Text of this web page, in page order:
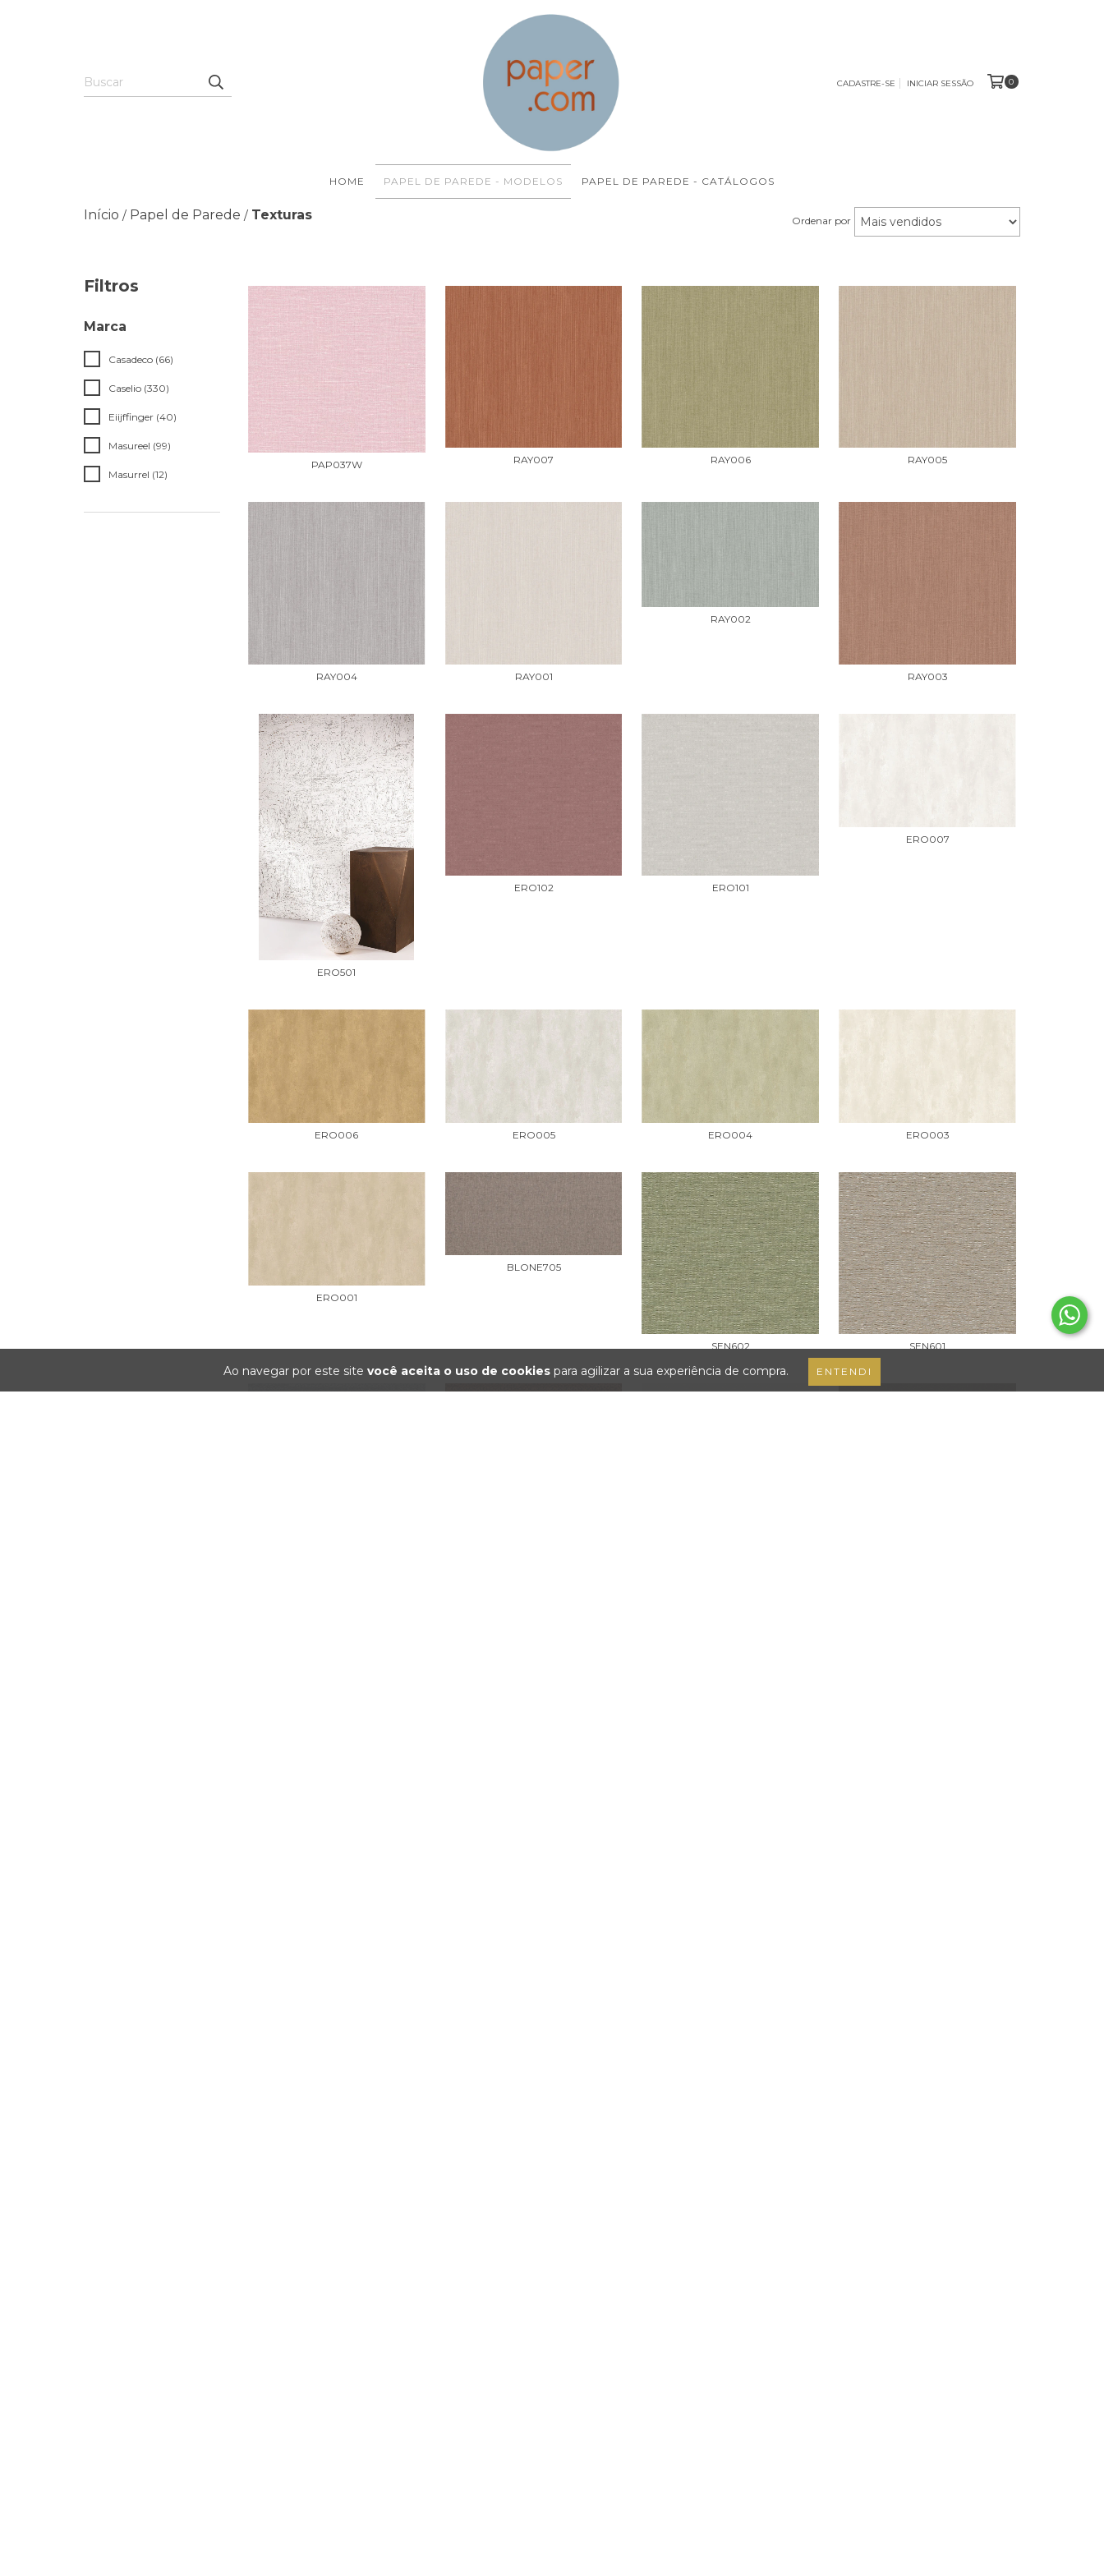
Ao navegar por este site você aceita o uso de cookies para agilizar a sua experiência de compra. ENTENDI
CADASTRE-SE INICIAR SESSÃO 0
HOME PAPEL DE PAREDE - MODELOS PAPEL DE PAREDE - CATÁLOGOS
Início / Papel de Parede / Texturas Ordenar por
Filtros
Marca
Casadeco (66)
Caselio (330)
Eiijffinger (40)
Masureel (99)
Masurrel (12)
PAP037W RAY007 RAY006 RAY005
RAY004 RAY001
RAY002
RAY003
ERO501
ERO102 ERO101
ERO007
ERO006 ERO005 ERO004 ERO003
ERO001
BLONE705
SEN602 SEN601